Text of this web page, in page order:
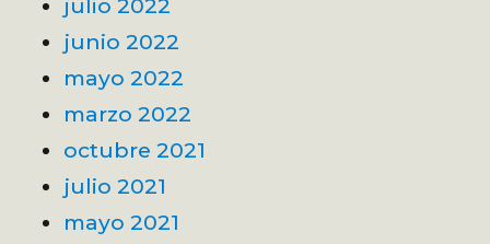
julio 2022
junio 2022
mayo 2022
marzo 2022
octubre 2021
julio 2021
mayo 2021